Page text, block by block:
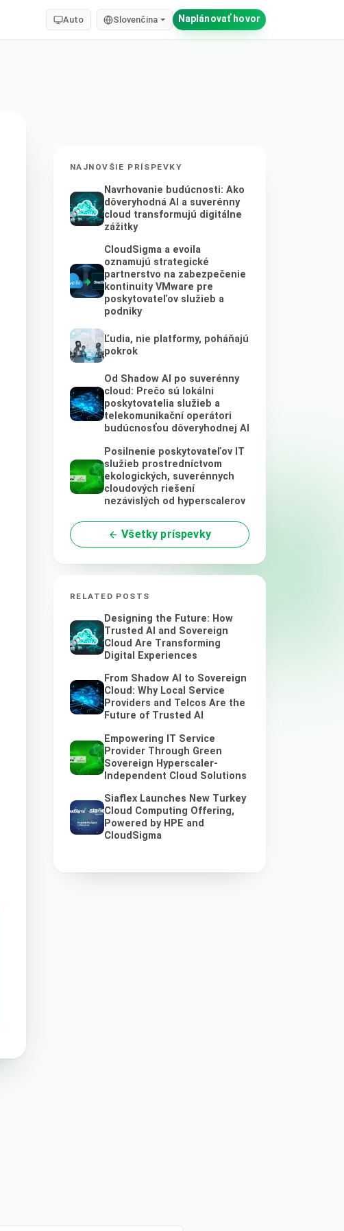
Auto Slovenčina Naplánovať hovor
NAJNOVŠIE PRÍSPEVKY
Navrhovanie budúcnosti: Ako
dôveryhodná AI a suverénny
cloud transformujú digitálne
zážitky
CloudSigma a evoila
oznamujú strategické
partnerstvo na zabezpečenie
kontinuity VMware pre
poskytovateľov služieb a
podniky
Ľudia, nie platformy, poháňajú
pokrok
Od Shadow AI po suverénny
cloud: Prečo sú lokálni
poskytovatelia služieb a
telekomunikační operátori
budúcnosťou dôveryhodnej AI
Posilnenie poskytovateľov IT
služieb prostredníctvom
ekologických, suverénnych
cloudových riešení
nezávislých od hyperscalerov
Všetky príspevky
RELATED POSTS
Designing the Future: How
Trusted AI and Sovereign
Cloud Are Transforming
Digital Experiences
From Shadow AI to Sovereign
Cloud: Why Local Service
Providers and Telcos Are the
Future of Trusted AI
Empowering IT Service
Provider Through Green
Sovereign Hyperscaler-
Independent Cloud Solutions
Siaflex Launches New Turkey
Cloud Computing Offering,
Powered by HPE and
CloudSigma